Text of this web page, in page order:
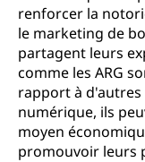
renforcer la
le marketing de
partagent leurs
comme les ARG
rapport à
numérique, ils
moyen
promouvoir leurs